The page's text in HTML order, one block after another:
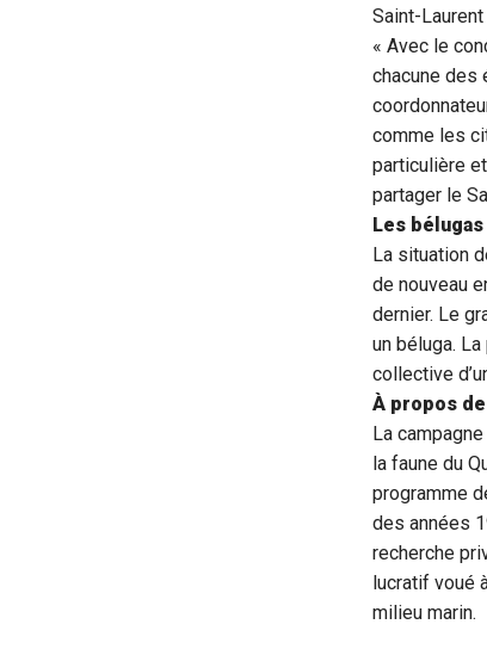
Saint-
« Avec le
chacune des
comme les
particulière
partager le
Les
La situation
de nouveau
dernier. Le
un béluga.
collective
À propos
La
la faune du
programme
des années
recherche
lucratif voué
milieu marin.